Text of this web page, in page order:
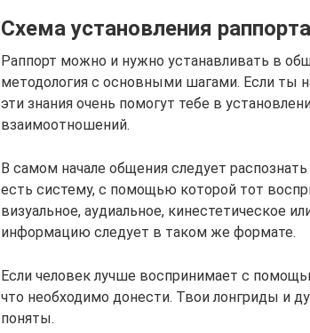
Схема установления раппорта
Раппорт можно и нужно устанавливать в
методология с основными шагами. Если ты
эти знания очень помогут тебе в
взаимоотношений.
В самом начале общения следует
есть систему, с помощью которой тот
визуальное, аудиальное, кинестетическое
информацию следует в таком же формате.
Если человек лучше воспринимает с
что необходимо донести. Твои лонгриды и
поняты.